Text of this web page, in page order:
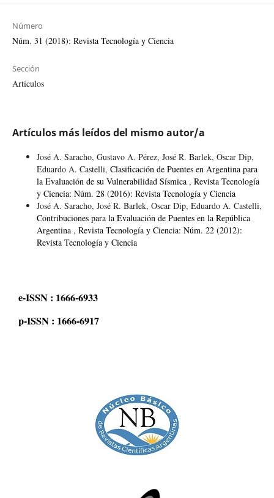
Número
Núm. 31 (2018): Revista Tecnología y Ciencia
Sección
Artículos
Artículos más leídos del mismo autor/a
José A. Saracho, Gustavo A. Pérez, José R. Barlek, Oscar Dip,
Eduardo A. Castelli, Clasificación de Puentes en Argentina para
la Evaluación de su Vulnerabilidad Sísmica , Revista Tecnología
y Ciencia: Núm. 28 (2016): Revista Tecnología y Ciencia
José A. Saracho, José R. Barlek, Oscar Dip, Eduardo A. Castelli,
Contribuciones para la Evaluación de Puentes en la República
Argentina , Revista Tecnología y Ciencia: Núm. 22 (2012):
Revista Tecnología y Ciencia
e-ISSN : 1666-6933
p-ISSN : 1666-6917